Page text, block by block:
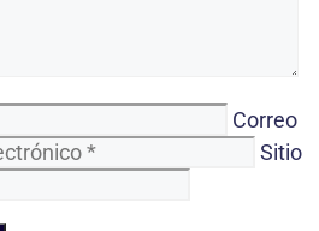
Correo
Sitio